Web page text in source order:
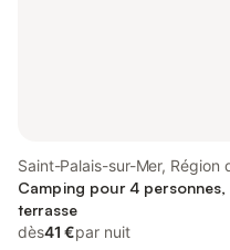
Saint-Palais-sur-Mer, Région
Rochefort
Camping pour 4 personnes,
terrasse
dès41 €par nuit